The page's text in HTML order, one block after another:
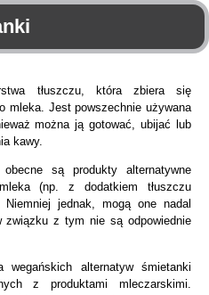
tłuszczu, która zbiera się
mleka. Jest powszechnie używana
można ją gotować, ubijać lub
kawy.
są produkty alternatywne
(np. z dodatkiem tłuszczu
jednak, mogą one nadal
związku z tym nie są odpowiednie
wegańskich alternatyw śmietanki
z produktami mleczarskimi.